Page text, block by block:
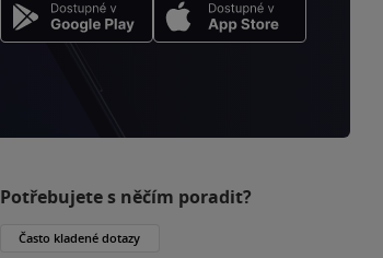
Potřebujete s něčím poradit?
Často kladené dotazy